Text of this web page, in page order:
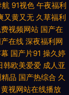
精品秒播无毒不卡
本高清在线视频观
在线观看 豆花精品
美另类亚洲一 亚洲
航 91视色 午夜福利
又黄又无 久草福利
视频网站 国产在
在线 深夜福利网
国产片91 操久婷
韩欧美爱爱 成人亚
品 国产热综合 久
黄视网站在线播放